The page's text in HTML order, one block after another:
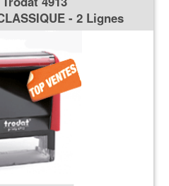
- 2 Lignes